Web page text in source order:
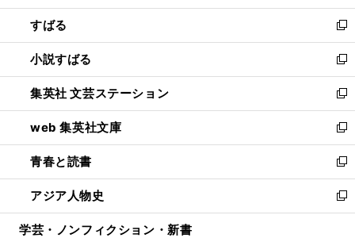
開
く
ウ
で
開
く
ン
ド
ウ
で
開
く
すばる
新
し
い
ウ
ィ
ン
ド
ウ
で
開
く
小説すばる
新
し
い
ウ
ィ
ン
ド
ウ
で
開
集英社 文芸ステーション
新
し
い
ウ
ィ
ン
ド
ウ
web 集英社文庫
新
し
い
ウ
ィ
ン
青春と読書
新
し
い
ウ
アジア人物史
新
し
学芸・ノンフィクション・新書